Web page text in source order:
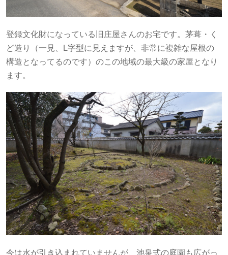
登録文化財になっている旧庄屋さんのお宅です。茅葺・く
ど造り（一見、L字型に見えますが、非常に複雑な屋根の
構造となってるのです）のこの地域の最大級の家屋となり
ます。
今は水が引き込まれていませんが、池泉式の庭園も広がっ